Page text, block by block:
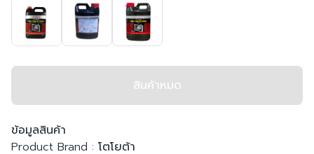
สินค้าหมด
ข้อมูลสินค้า
Product Brand : โตโยต้า